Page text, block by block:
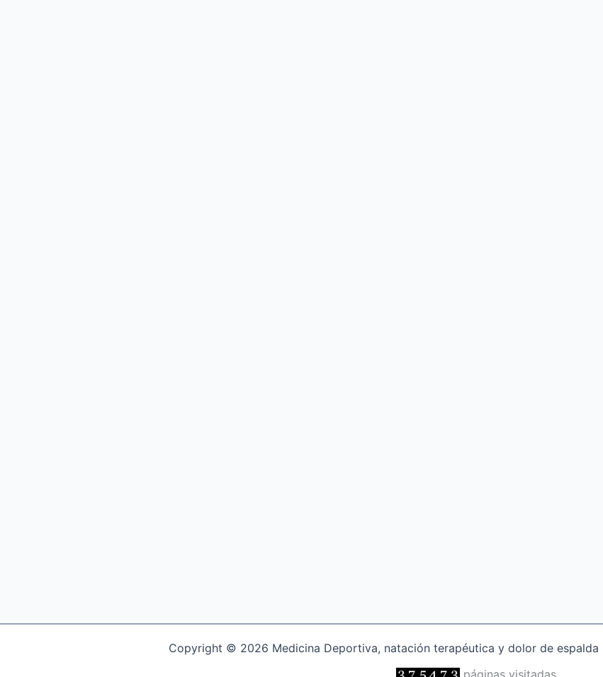
Copyright © 2026 Medicina Deportiva, natación terapéutica y dolor de espalda |
páginas visitadas